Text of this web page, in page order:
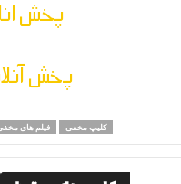
پخش
پخش
فیلم های کلیپ مخفی